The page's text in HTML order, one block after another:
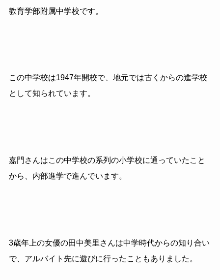
教育学部附属中学校です。
この中学校は1947年開校で、地元では古くからの進学校
として知られています。
嘉門さんはこの中学校の系列の小学校に通っていたこと
から、内部進学で進んでいます。
3歳年上の女優の田中美里さんは中学時代からの知り合い
で、アルバイト先に遊びに行ったこともありました。